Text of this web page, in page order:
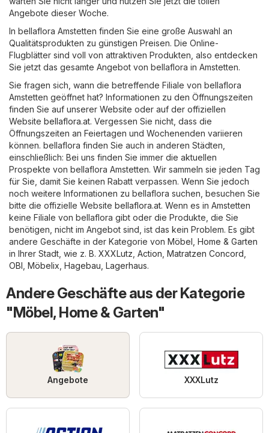
Angebote dieser Woche.
In bellaflora Amstetten finden Sie eine große Auswahl an
Qualitätsprodukten zu günstigen Preisen. Die Online-
Flugblätter sind voll von attraktiven Produkten, also entdecken
Sie jetzt das gesamte Angebot von bellaflora in Amstetten.
Sie fragen sich, wann die betreffende Filiale von bellaflora
Amstetten geöffnet hat? Informationen zu den Öffnungszeiten
finden Sie auf unserer Website oder auf der offiziellen
Website bellaflora.at. Vergessen Sie nicht, dass die
Öffnungszeiten an Feiertagen und Wochenenden variieren
können. bellaflora finden Sie auch in anderen Städten,
einschließlich: Bei uns finden Sie immer die aktuellen
Prospekte von bellaflora Amstetten. Wir sammeln sie jeden Tag
für Sie, damit Sie keinen Rabatt verpassen. Wenn Sie jedoch
noch weitere Informationen zu bellaflora suchen, besuchen Sie
bitte die offizielle Website bellaflora.at. Wenn es in Amstetten
keine Filiale von bellaflora gibt oder die Produkte, die Sie
benötigen, nicht im Angebot sind, ist das kein Problem. Es gibt
andere Geschäfte in der Kategorie von Möbel, Home & Garten
in Ihrer Stadt, wie z. B. XXXLutz Action Matratzen Concord
OBI Möbelix Hagebau Lagerhaus.
Andere Geschäfte aus der Kategorie
"Möbel, Home & Garten"
Angebote XXXLutz